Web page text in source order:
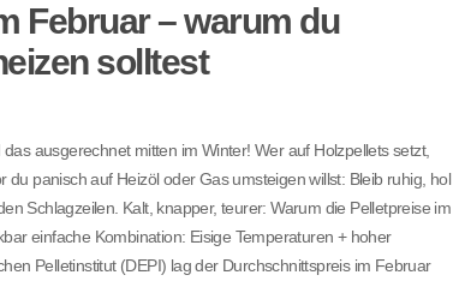
Februar – warum du
solltest
ausgerechnet mitten im Winter! Wer auf Holzpellets setzt,
panisch auf Heizöl oder Gas umsteigen willst: Bleib ruhig, hol
Schlagzeilen. Kalt, knapper, teurer: Warum die Pelletpreise im
einfache Kombination: Eisige Temperaturen + hoher
Pelletinstitut (DEPI) lag der Durchschnittspreis im Februar